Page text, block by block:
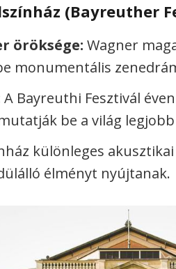
(Bayreuther
öröksége: Wagner
monumentális
A Bayreuthi Fesztivál
be a világ
különleges
élményt nyújtanak.